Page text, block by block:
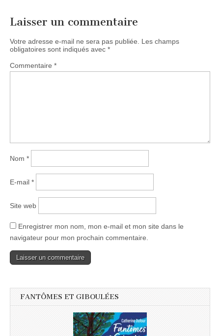
Laisser un commentaire
Votre adresse e-mail ne sera pas publiée.
Les champs
obligatoires sont indiqués avec *
Commentaire *
Nom *
E-mail *
Site web
Enregistrer mon nom, mon e-mail et mon site dans le
navigateur pour mon prochain commentaire.
FANTÔMES ET GIBOULÉES